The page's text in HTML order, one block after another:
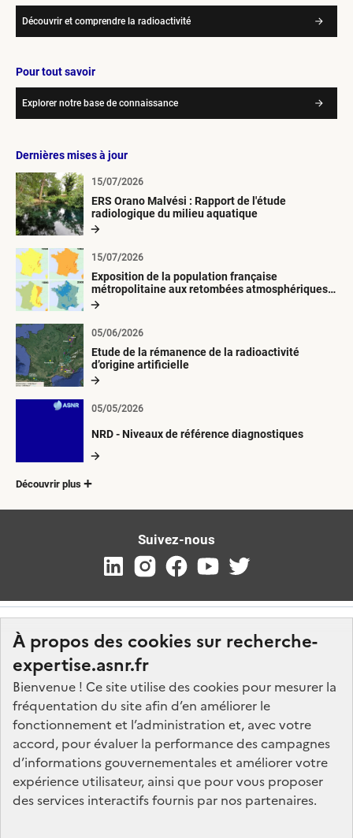
À propos des cookies sur recherche-
expertise.asnr.fr
Bienvenue ! Ce site utilise des cookies pour mesurer la
fréquentation du site afin d’en améliorer le
fonctionnement et l’administration et, avec votre
accord, pour évaluer la performance des campagnes
d’informations gouvernementales et améliorer votre
expérience utilisateur, ainsi que pour vous proposer
des services interactifs fournis par nos partenaires.
Découvrir et comprendre la radioactivité
Pour tout savoir
Explorer notre base de connaissance
Dernières mises à jour
ERS Orano Malvési : Rapport de l'étude
radiologique du milieu aquatique
15/07/2026
Exposition de la population française
métropolitaine aux retombées atmosphériques
radioactives depuis 1945
15/07/2026
Etude de la rémanence de la radioactivité
d’origine artificielle
05/06/2026
NRD - Niveaux de référence diagnostiques
05/05/2026
Découvrir plus
Suivez-nous
Nos marchés
Nos offres d'emploi
FAQ
Glossaire